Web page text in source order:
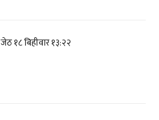
१८ बिहीवार १३:२२